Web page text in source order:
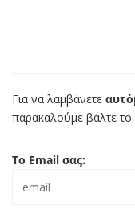
Για να λαμβάνετε
παρακαλούμε βάλτε
Το Email σας: